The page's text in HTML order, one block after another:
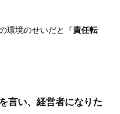
環境のせいだと『責任転
言い、経営者になりた